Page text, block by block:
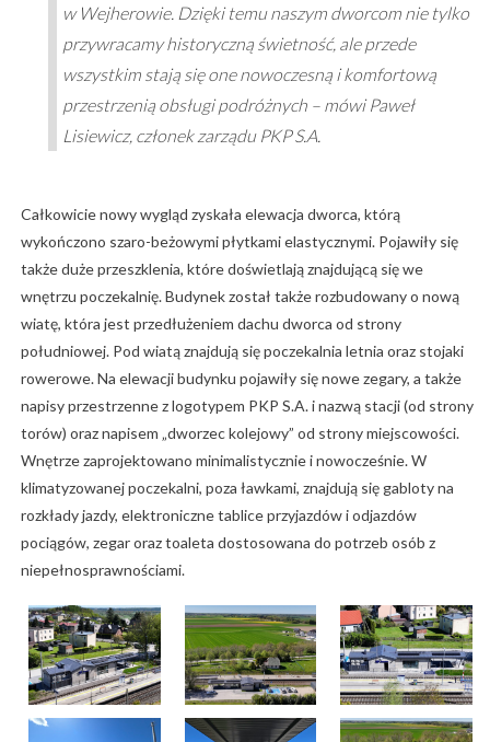
w Wejherowie. Dzięki temu naszym dworcom nie tylko
przywracamy historyczną świetność, ale przede
wszystkim stają się one nowoczesną i komfortową
przestrzenią obsługi podróżnych – mówi Paweł
Lisiewicz, członek zarządu PKP S.A.
Całkowicie nowy wygląd zyskała elewacja dworca, którą
wykończono szaro-beżowymi płytkami elastycznymi. Pojawiły się
także duże przeszklenia, które doświetlają znajdującą się we
wnętrzu poczekalnię. Budynek został także rozbudowany o nową
wiatę, która jest przedłużeniem dachu dworca od strony
południowej. Pod wiatą znajdują się poczekalnia letnia oraz stojaki
rowerowe. Na elewacji budynku pojawiły się nowe zegary, a także
napisy przestrzenne z logotypem PKP S.A. i nazwą stacji (od strony
torów) oraz napisem „dworzec kolejowy” od strony miejscowości.
Wnętrze zaprojektowano minimalistycznie i nowocześnie. W
klimatyzowanej poczekalni, poza ławkami, znajdują się gabloty na
rozkłady jazdy, elektroniczne tablice przyjazdów i odjazdów
pociągów, zegar oraz toaleta dostosowana do potrzeb osób z
niepełnosprawnościami.